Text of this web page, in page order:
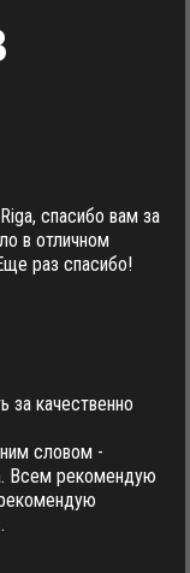
спасибо вам за
в отличном
раз спасибо!
за качественно
словом -
Всем рекомендую